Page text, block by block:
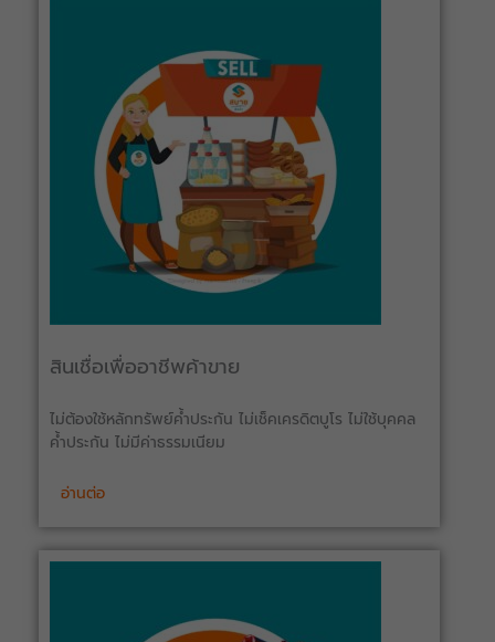
สินเชื่อเพื่ออาชีพค้าขาย
ไม่ต้องใช้หลักทรัพย์ค้ำประกัน ไม่เช็คเครดิตบูโร ไม่ใช้บุคคล
ค้ำประกัน ไม่มีค่าธรรมเนียม
อ่านต่อ